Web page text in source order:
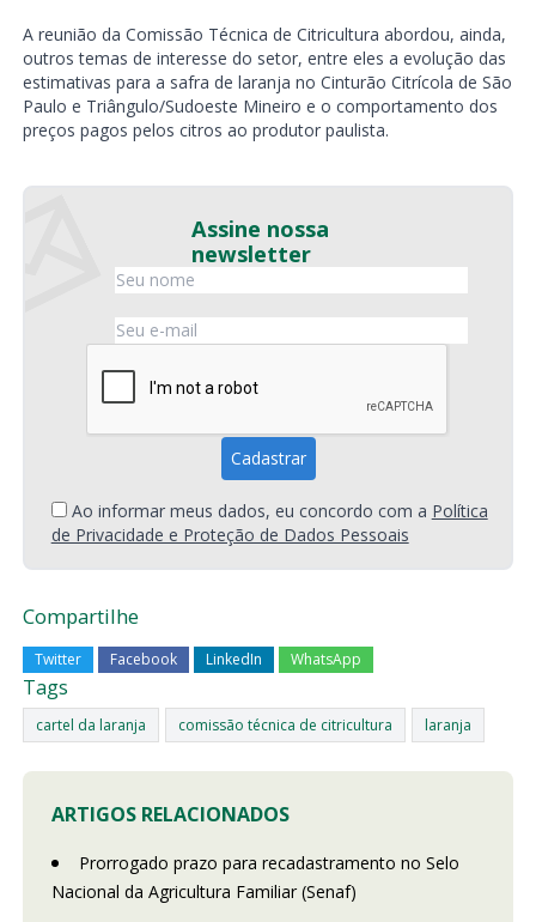
A reunião da Comissão Técnica de Citricultura abordou, ainda,
outros temas de interesse do setor, entre eles a evolução das
estimativas para a safra de laranja no Cinturão Citrícola de São
Paulo e Triângulo/Sudoeste Mineiro e o comportamento dos
preços pagos pelos citros ao produtor paulista.
Assine nossa
newsletter
Ao informar meus dados, eu concordo com a Política
de Privacidade e Proteção de Dados Pessoais
Compartilhe
Twitter Facebook LinkedIn WhatsApp
Tags
cartel da laranja comissão técnica de citricultura laranja
ARTIGOS RELACIONADOS
Prorrogado prazo para recadastramento no Selo
Nacional da Agricultura Familiar (Senaf)